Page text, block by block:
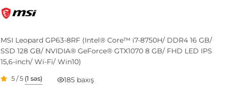
MSI Leopard GP63-8RF (Intel® Core™ i7-8750H/ DDR4 16 GB/
SSD 128 GB/ NVIDIA® GeForce® GTX1070 8 GB/ FHD LED IPS
15,6-inch/ Wi-Fi/ Win10)
5 / 5 (1 səs) 185 baxış